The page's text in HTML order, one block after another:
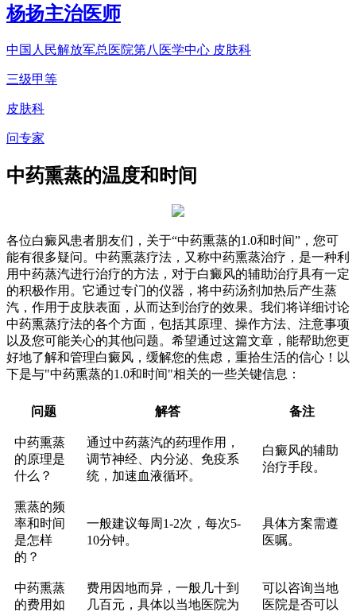
杨扬主治医师
中国人民解放军总医院第八医学中心 皮肤科
三级甲等
皮肤科
问专家
中药熏蒸的温度和时间
各位白癜风患者朋友们，关于“中药熏蒸的1.0和时间”，您可
能有很多疑问。中药熏蒸疗法，又称中药熏蒸治疗，是一种利
用中药蒸汽进行治疗的方法，对于白癜风的辅助治疗具有一定
的积极作用。它通过专门的仪器，将中药汤剂加热后产生蒸
汽，作用于皮肤表面，从而达到治疗的效果。我们将详细讨论
中药熏蒸疗法的各个方面，包括其原理、操作方法、注意事项
以及您可能关心的其他问题。希望通过这篇文章，能帮助您更
好地了解和管理白癜风，缓解您的焦虑，重拾生活的信心！以
下是与"中药熏蒸的1.0和时间"相关的一些关键信息：
问题 解答 备注
中药熏蒸
的原理是
什么？
通过中药蒸汽的药理作用，
调节神经、内分泌、免疫系
统，加速血液循环。
白癜风的辅助
治疗手段。
熏蒸的频
率和时间
是怎样
的？
一般建议每周1-2次，每次5-
10分钟。
具体方案需遵
医嘱。
中药熏蒸
的费用如
费用因地而异，一般几十到
几百元，具体以当地医院为
可以咨询当地
医院是否可以